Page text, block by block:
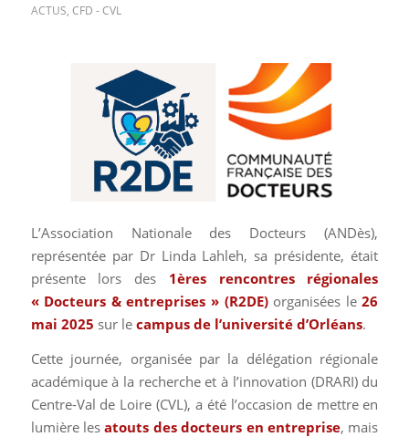
ACTUS, CFD - CVL
L’Association Nationale des Docteurs (ANDès),
représentée par Dr Linda Lahleh, sa présidente, était
présente lors des 1ères rencontres régionales
« Docteurs & entreprises » (R2DE)organisées le26
mai 2025 sur le campus de l’université d’Orléans.
Cette journée, organisée par la délégation régionale
académique à la recherche et à l’innovation (DRARI) du
Centre-Val de Loire (CVL), a été l’occasion de mettre en
lumière lesatouts des docteurs en entreprise, mais